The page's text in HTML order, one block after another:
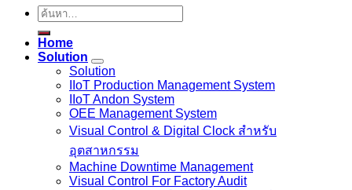
ค้นหา:
Home
Solution
Solution
IIoT Production Management System
IIoT Andon System
OEE Management System
Visual Control & Digital Clock สำหรับ
อุตสาหกรรม
Machine Downtime Management
Visual Control For Factory Audit